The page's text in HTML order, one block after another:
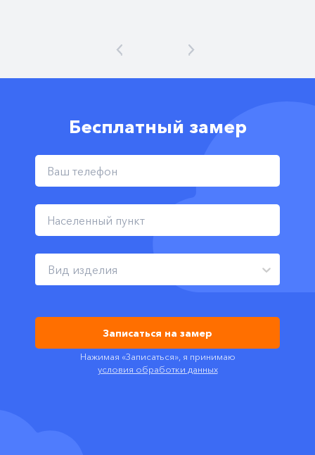
Бесплатный замер
Вид изделия
Нажимая «Записаться», я принимаю
условия обработки данных
Записаться на замер